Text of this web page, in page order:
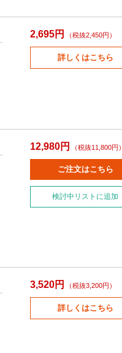
2,695円 （税抜2,450円）
詳しくはこちら
12,980円 （税抜11,800円）
ご注文はこちら
検討中リストに追加
3,520円 （税抜3,200円）
詳しくはこちら